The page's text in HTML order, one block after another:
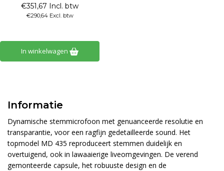
€351,67 Incl. btw
€290,64 Excl. btw
In winkelwagen
Informatie
Dynamische stemmicrofoon met genuanceerde resolutie en
transparantie, voor een ragfijn gedetailleerde sound. Het
topmodel MD 435 reproduceert stemmen duidelijk en
overtuigend, ook in lawaaierige liveomgevingen. De verend
gemonteerde capsule, het robuuste design en de